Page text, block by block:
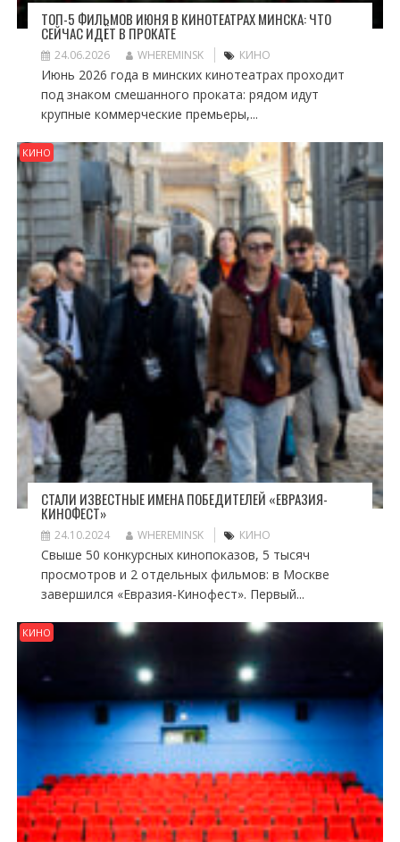
ТОП-5 ФИЛЬМОВ ИЮНЯ В КИНОТЕАТРАХ МИНСКА: ЧТО
СЕЙЧАС ИДЁТ В ПРОКАТЕ
24.06.2026 WHEREMINSK КИНО
Июнь 2026 года в минских кинотеатрах проходит
под знаком смешанного проката: рядом идут
крупные коммерческие премьеры,...
КИНО
СТАЛИ ИЗВЕСТНЫЕ ИМЕНА ПОБЕДИТЕЛЕЙ «ЕВРАЗИЯ-
КИНОФЕСТ»
24.10.2024 WHEREMINSK КИНО
Свыше 50 конкурсных кинопоказов, 5 тысяч
просмотров и 2 отдельных фильмов: в Москве
завершился «Евразия-Кинофест». Первый...
КИНО